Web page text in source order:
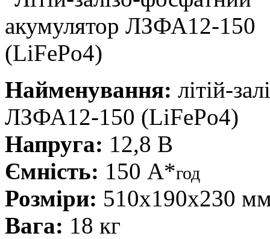
Найменування: літій-
ЛЗФА12-150 (LiFePo4)
Напруга: 12,8 В
Ємність: 150 А*год
Розміри: 510x190x230
Вага: 18 кг